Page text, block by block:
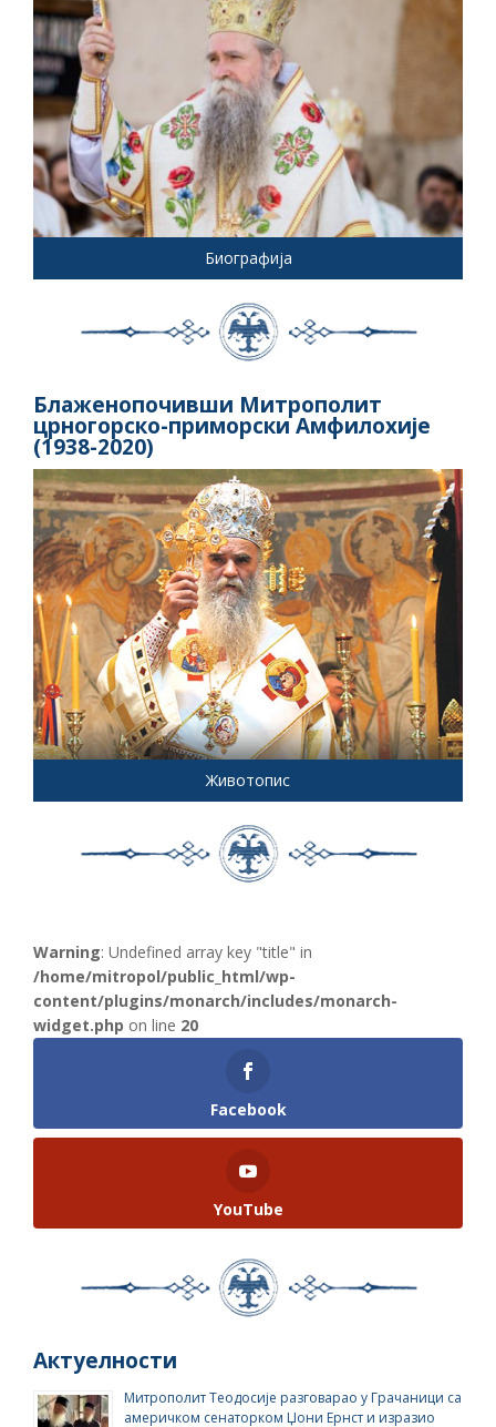
Биографија
Блаженопочивши Митрополит
црногорско-приморски Амфилохије
(1938-2020)
Животопис
Warning: Undefined array key "title" in
/home/mitropol/public_html/wp-
content/plugins/monarch/includes/monarch-
widget.php on line 20
Facebook
YouTube
Актуелности
Митрополит Теодосије разговарао у Грачаници са
америчком сенаторком Џони Ернст и изразио